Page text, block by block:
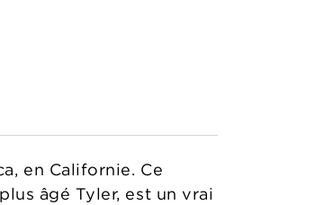
en Californie. Ce
âgé Tyler, est un vrai